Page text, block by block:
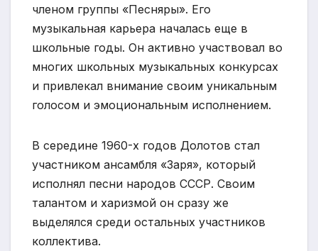
членом группы «Песняры». Его
музыкальная карьера началась еще в
школьные годы. Он активно участвовал во
многих школьных музыкальных конкурсах
и привлекал внимание своим уникальным
голосом и эмоциональным исполнением.
В середине 1960-х годов Долотов стал
участником ансамбля «Заря», который
исполнял песни народов СССР. Своим
талантом и харизмой он сразу же
выделялся среди остальных участников
коллектива.